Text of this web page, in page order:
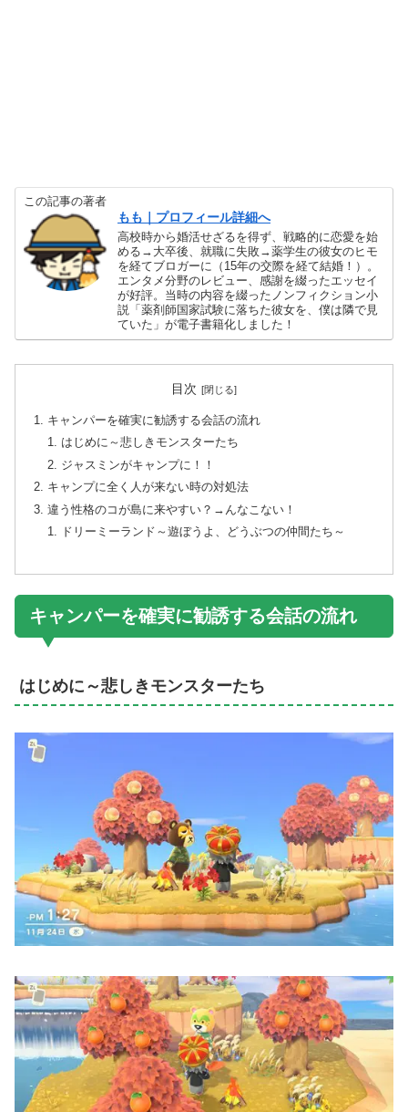
この記事の著者
もも｜プロフィール詳細へ
高校時から婚活せざるを得ず、戦略的に恋愛を始
める→大卒後、就職に失敗→薬学生の彼女のヒモ
を経てブロガーに（15年の交際を経て結婚！）。
エンタメ分野のレビュー、感謝を綴ったエッセイ
が好評。当時の内容を綴ったノンフィクション小
説「薬剤師国家試験に落ちた彼女を、僕は隣で見
ていた」が電子書籍化しました！
目次
キャンパーを確実に勧誘する会話の流れ
はじめに～悲しきモンスターたち
ジャスミンがキャンプに！！
キャンプに全く人が来ない時の対処法
違う性格のコが島に来やすい？→んなこない！
ドリーミーランド～遊ぼうよ、どうぶつの仲間たち～
キャンパーを確実に勧誘する会話の流れ
はじめに～悲しきモンスターたち